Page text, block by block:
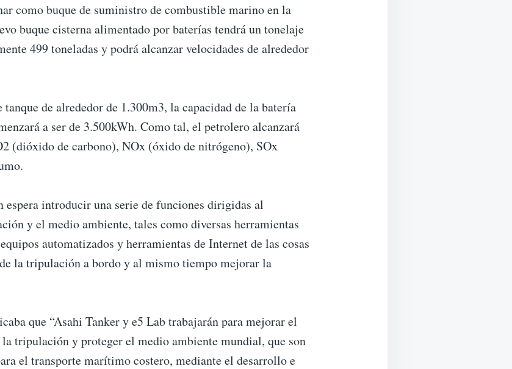
como buque de suministro de combustible marino en la
buque cisterna alimentado por baterías tendrá un tonelaje
499 toneladas y podrá alcanzar velocidades de alrededor
tanque de alrededor de 1.300m3, la capacidad de la batería
a ser de 3.500kWh. Como tal, el petrolero alcanzará
(dióxido de carbono), NOx (óxido de nitrógeno), SOx
espera introducir una serie de funciones dirigidas al
y el medio ambiente, tales como diversas herramientas
automatizados y herramientas de Internet de las cosas
la tripulación a bordo y al mismo tiempo mejorar la
que “Asahi Tanker y e5 Lab trabajarán para mejorar el
tripulación y proteger el medio ambiente mundial, que son
el transporte marítimo costero, mediante el desarrollo e